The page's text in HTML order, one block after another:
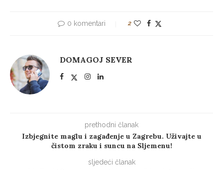
0 komentari 2
DOMAGOJ SEVER
prethodni članak
Izbjegnite maglu i zagađenje u Zagrebu. Uživajte u
čistom zraku i suncu na Sljemenu!
sljedeći članak